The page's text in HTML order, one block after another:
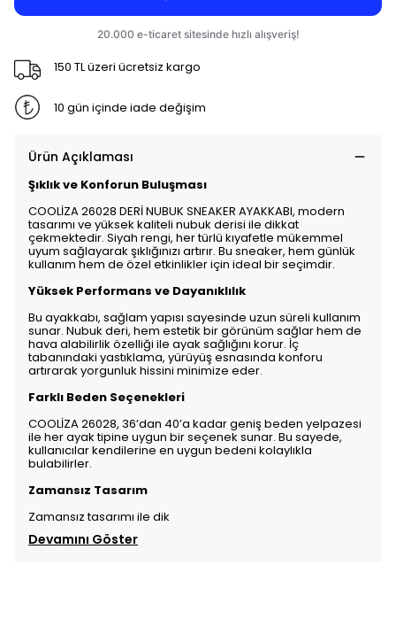
150 TL üzeri ücretsiz kargo
10 gün içinde iade değişim
Ürün Açıklaması
Şıklık ve Konforun Buluşması
COOLİZA 26028 DERİ NUBUK SNEAKER AYAKKABI, modern
tasarımı ve yüksek kaliteli nubuk derisi ile dikkat
çekmektedir. Siyah rengi, her türlü kıyafetle mükemmel
uyum sağlayarak şıklığınızı artırır. Bu sneaker, hem günlük
kullanım hem de özel etkinlikler için ideal bir seçimdir.
Yüksek Performans ve Dayanıklılık
Bu ayakkabı, sağlam yapısı sayesinde uzun süreli kullanım
sunar. Nubuk deri, hem estetik bir görünüm sağlar hem de
hava alabilirlik özelliği ile ayak sağlığını korur. İç
tabanındaki yastıklama, yürüyüş esnasında konforu
artırarak yorgunluk hissini minimize eder.
Farklı Beden Seçenekleri
COOLİZA 26028, 36’dan 40’a kadar geniş beden yelpazesi
ile her ayak tipine uygun bir seçenek sunar. Bu sayede,
kullanıcılar kendilerine en uygun bedeni kolaylıkla
bulabilirler.
Zamansız Tasarım
Zamansız tasarımı ile dik
Devamını Göster